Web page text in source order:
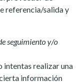
referencia/salida y
seguimiento y/o
intentas realizar una
información